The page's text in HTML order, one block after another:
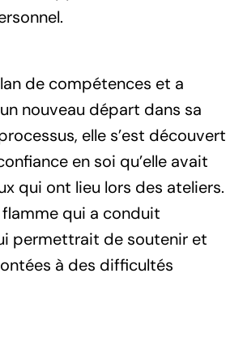
de compétences et a
nouveau départ dans sa
elle s’est découvert
en soi qu’elle avait
qui ont lieu lors des ateliers.
qui a conduit
permettrait de soutenir et
à des difficultés